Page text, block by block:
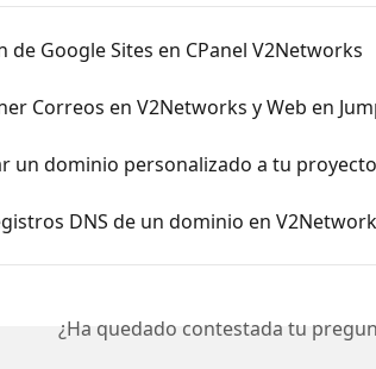
de Google Sites en CPanel V2Networks
Correos en V2Networks y Web en
un dominio personalizado a tu
DNS de un dominio en
¿Ha quedado contestada tu